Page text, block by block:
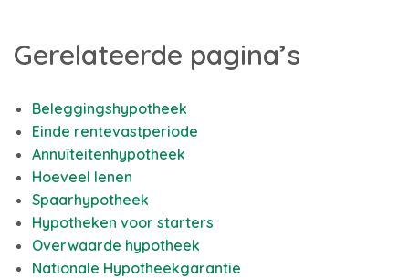
Gerelateerde pagina’s
Beleggingshypotheek
Einde rentevastperiode
Annuïteitenhypotheek
Hoeveel lenen
Spaarhypotheek
Hypotheken voor starters
Overwaarde hypotheek
Nationale Hypotheekgarantie